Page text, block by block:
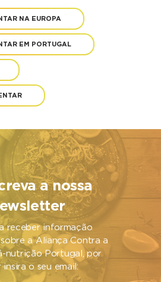
NA EUROPA
EM PORTUGAL
a nossa
receber informação
a Aliança Contra a
nutrição Portugal, por
o seu email: